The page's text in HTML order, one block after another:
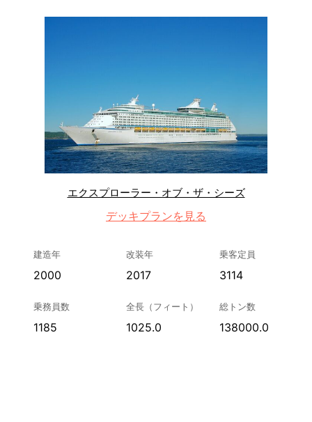
エクスプローラー・オブ・ザ・シーズ
デッキプランを見る
建造年
2000
改装年
2017
乗客定員
3114
乗務員数
1185
全長（フィート）
1025.0
総トン数
138000.0